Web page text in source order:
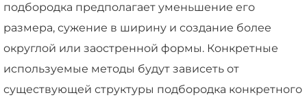
подбородка предполагает уменьшение его
размера, сужение в ширину и создание более
округлой или заостренной формы. Конкретные
используемые методы будут зависеть от
существующей структуры подбородка конкретного